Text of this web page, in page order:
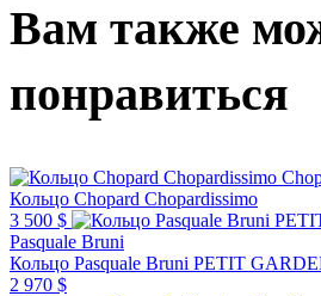
Вам также
понравиться
Кольцо Chopard Chopardissimo
3 500 $
Pasquale Bruni
Кольцо Pasquale Bruni PETIT
2 970 $